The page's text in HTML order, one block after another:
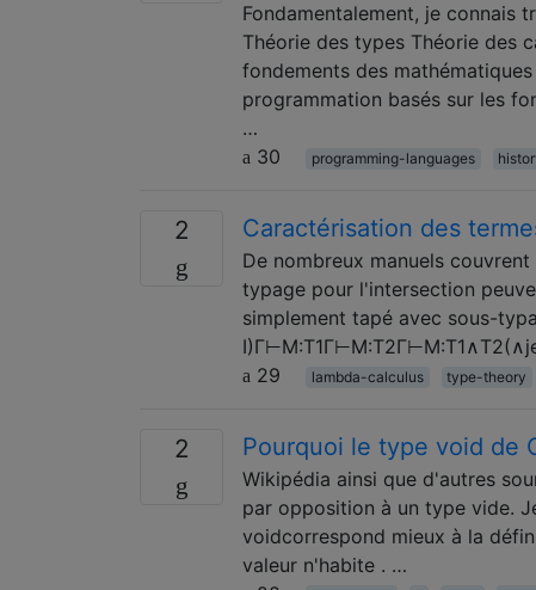
Fondamentalement, je connais
Théorie des types Théorie des
fondements des
programmation basés sur les
…
30
programming-languages
2 Caractérisation des
De nombreux manuels
typage pour l'intersection
simplement tapé avec sous-
29
lambda-calculus type-theory
2 Pourquoi le type void de
Wikipédia ainsi que d'autres
par opposition à un type vide.
voidcorrespond mieux à la
valeur n'habite . …